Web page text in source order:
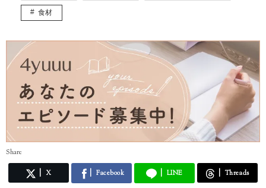
食材
Share
X Facebook LINE Threads